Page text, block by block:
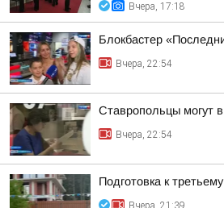
Вчера, 17:18
Блокбастер
Вчера, 22:54
Ставропольцы могут
Вчера, 22:54
Подготовка к
Вчера, 21:39